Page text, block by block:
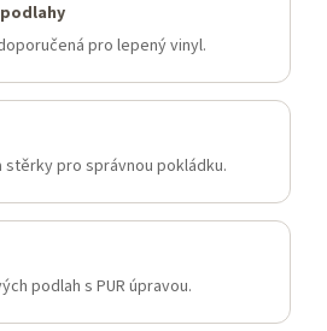
pro lepený vinyl.
pro správnou pokládku.
podlah s PUR úpravou.